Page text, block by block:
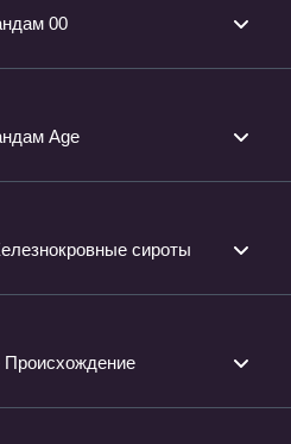
00
Age
сироты
Происхождение